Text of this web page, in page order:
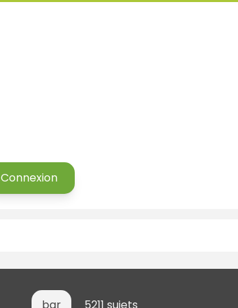
Connexion